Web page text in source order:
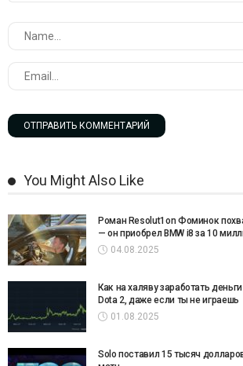
You Might Also Like
Роман Resolut1on Фоминок
— он приобрел BMW i8 за 10
04.08.2025
Как на халяву заработать
Dota 2, даже если ты не играешь
01.08.2025
Solo поставил 15 тысяч